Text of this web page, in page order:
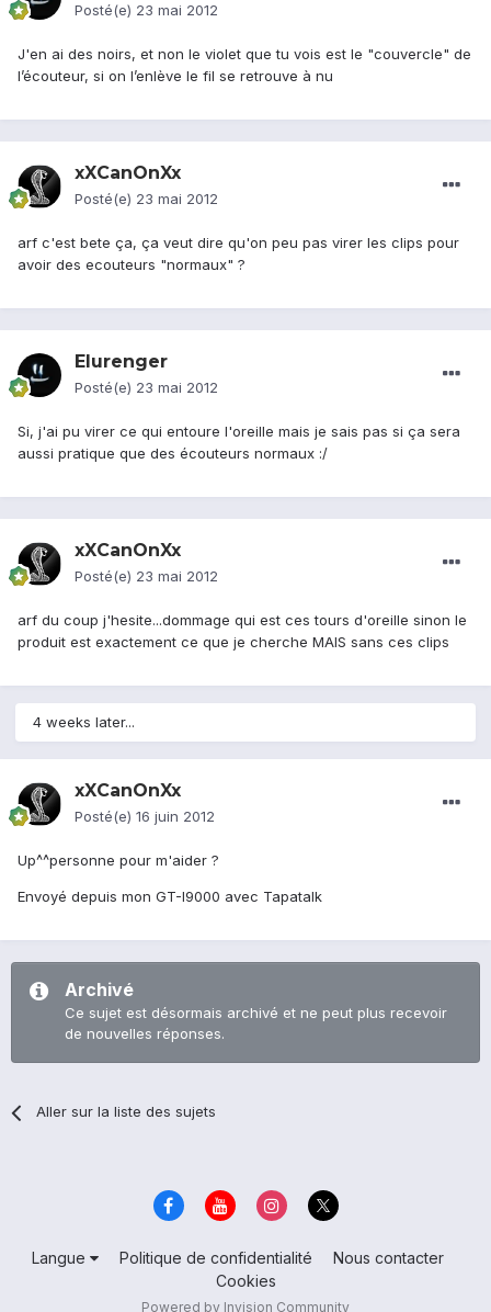
Posté(e) 23 mai 2012
J'en ai des noirs, et non le violet que tu vois est le "couvercle" de
l’écouteur, si on l’enlève le fil se retrouve à nu
xXCanOnXx
Posté(e) 23 mai 2012
arf c'est bete ça, ça veut dire qu'on peu pas virer les clips pour
avoir des ecouteurs "normaux" ?
Elurenger
Posté(e) 23 mai 2012
Si, j'ai pu virer ce qui entoure l'oreille mais je sais pas si ça sera
aussi pratique que des écouteurs normaux :/
xXCanOnXx
Posté(e) 23 mai 2012
arf du coup j'hesite...dommage qui est ces tours d'oreille sinon le
produit est exactement ce que je cherche MAIS sans ces clips
4 weeks later...
xXCanOnXx
Posté(e) 16 juin 2012
Up^^personne pour m'aider ?
Envoyé depuis mon GT-I9000 avec Tapatalk
Archivé
Ce sujet est désormais archivé et ne peut plus recevoir
de nouvelles réponses.
Aller sur la liste des sujets
Langue Politique de confidentialité
Nous contacter
Cookies
Powered by Invision Community